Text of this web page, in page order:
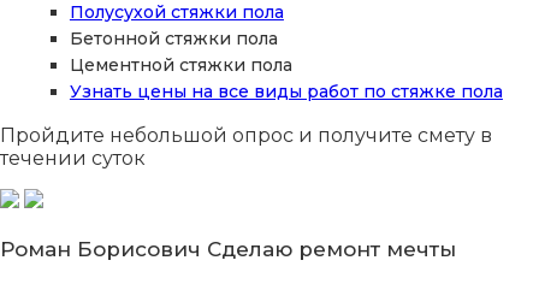
Полусухой стяжки пола
Бетонной стяжки пола
Цементной стяжки пола
Узнать цены на все виды работ по стяжке пола
Пройдите небольшой опрос и получите смету в
течении суток
Роман Борисович Сделаю ремонт мечты